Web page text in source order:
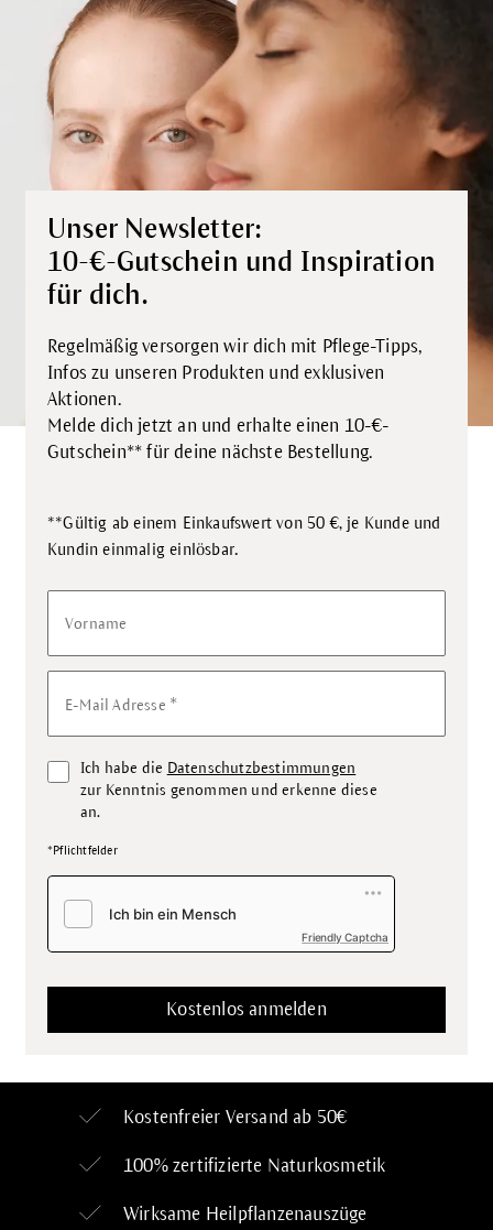
Unser Newsletter:
10-€-Gutschein und Inspiration
für dich.
Regelmäßig versorgen wir dich mit Pflege-Tipps,
Infos zu unseren Produkten und exklusiven
Aktionen.
Melde dich jetzt an und erhalte einen 10-€-
Gutschein** für deine nächste Bestellung.
**Gültig ab einem Einkaufswert von 50 €, je Kunde und
Kundin einmalig einlösbar.
Vorname
E-Mail Adresse *
Ich habe die Datenschutzbestimmungen
zur Kenntnis genommen und erkenne diese
an.
*Pflichtfelder
Friendly Captcha
Kostenfreier Versand ab 50€
100% zertifizierte Naturkosmetik
Wirksame Heilpflanzenauszüge